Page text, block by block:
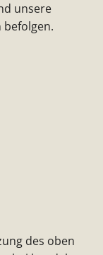
unsere
befolgen.
des oben